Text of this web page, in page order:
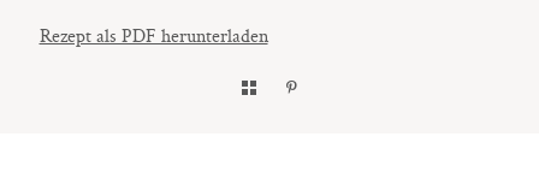
Rezept als PDF herunterladen